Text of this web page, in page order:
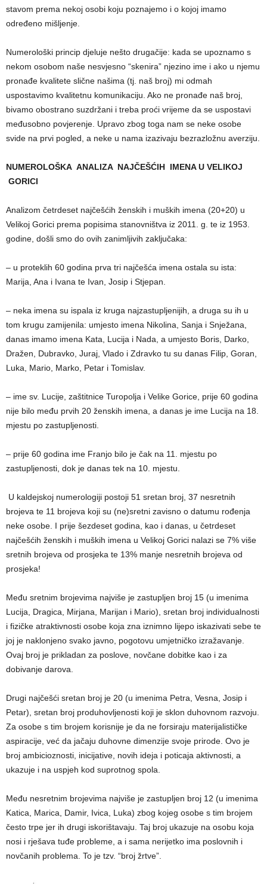
stavom prema nekoj osobi koju poznajemo i o kojoj imamo
određeno mišljenje.
Numerološki princip djeluje nešto drugačije: kada se upoznamo s
nekom osobom naše nesvjesno “skenira” njezino ime i ako u njemu
pronađe kvalitete slične našima (tj. naš broj) mi odmah
uspostavimo kvalitetnu komunikaciju. Ako ne pronađe naš broj,
bivamo obostrano suzdržani i treba proći vrijeme da se uspostavi
međusobno povjerenje. Upravo zbog toga nam se neke osobe
svide na prvi pogled, a neke u nama izazivaju bezrazložnu averziju.
NUMEROLOŠKA ANALIZA NAJČEŠĆIH IMENA U VELIKOJ
GORICI
Analizom četrdeset najčešćih ženskih i muških imena (20+20) u
Velikoj Gorici prema popisima stanovništva iz 2011. g. te iz 1953.
godine, došli smo do ovih zanimljivih zaključaka:
– u proteklih 60 godina prva tri najčešća imena ostala su ista:
Marija, Ana i Ivana te Ivan, Josip i Stjepan.
– neka imena su ispala iz kruga najzastupljenijih, a druga su ih u
tom krugu zamijenila: umjesto imena Nikolina, Sanja i Snježana,
danas imamo imena Kata, Lucija i Nada, a umjesto Boris, Darko,
Dražen, Dubravko, Juraj, Vlado i Zdravko tu su danas Filip, Goran,
Luka, Mario, Marko, Petar i Tomislav.
– ime sv. Lucije, zaštitnice Turopolja i Velike Gorice, prije 60 godina
nije bilo među prvih 20 ženskih imena, a danas je ime Lucija na 18.
mjestu po zastupljenosti.
– prije 60 godina ime Franjo bilo je čak na 11. mjestu po
zastupljenosti, dok je danas tek na 10. mjestu.
U kaldejskoj numerologiji postoji 51 sretan broj, 37 nesretnih
brojeva te 11 brojeva koji su (ne)sretni zavisno o datumu rođenja
neke osobe. I prije šezdeset godina, kao i danas, u četrdeset
najčešćih ženskih i muških imena u Velikoj Gorici nalazi se 7% više
sretnih brojeva od prosjeka te 13% manje nesretnih brojeva od
prosjeka!
Među sretnim brojevima najviše je zastupljen broj 15 (u imenima
Lucija, Dragica, Mirjana, Marijan i Mario), sretan broj individualnosti
i fizičke atraktivnosti osobe koja zna iznimno lijepo iskazivati sebe te
joj je naklonjeno svako javno, pogotovu umjetničko izražavanje.
Ovaj broj je prikladan za poslove, novčane dobitke kao i za
dobivanje darova.
Drugi najčešći sretan broj je 20 (u imenima Petra, Vesna, Josip i
Petar), sretan broj produhovljenosti koji je sklon duhovnom razvoju.
Za osobe s tim brojem korisnije je da ne forsiraju materijalističke
aspiracije, već da jačaju duhovne dimenzije svoje prirode. Ovo je
broj ambicioznosti, inicijative, novih ideja i poticaja aktivnosti, a
ukazuje i na uspjeh kod suprotnog spola.
Među nesretnim brojevima najviše je zastupljen broj 12 (u imenima
Katica, Marica, Damir, Ivica, Luka) zbog kojeg osobe s tim brojem
često trpe jer ih drugi iskorištavaju. Taj broj ukazuje na osobu koja
nosi i rješava tuđe probleme, a i sama nerijetko ima poslovnih i
novčanih problema. To je tzv. “broj žrtve”.